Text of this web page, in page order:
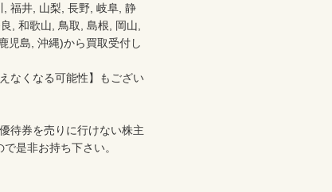
福井, 山梨, 長野, 岐阜, 静
, 和歌山, 鳥取, 島根, 岡山,
児島, 沖縄)から買取受付し
なくなる可能性】もござい
待券を売りに行けない株主
是非お持ち下さい。